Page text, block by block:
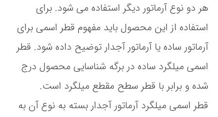
هر دو نوع آرماتور دیگر استفاده می شود. برای
استفاده از این محصول باید مفهوم قطر اسمی برای
آرماتور ساده یا آرماتور آجدار توضیح داده شود. قطر
اسمی میلگرد ساده در برگه شناسایی محصول درج
شده و برابر با قطر سطح مقطع میلگرد است.
قطر اسمی میلگرد آرماتور آجدار بسته به نوع آن به